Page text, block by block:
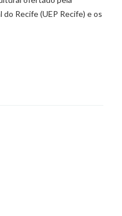
Recife (UEP Recife) e os